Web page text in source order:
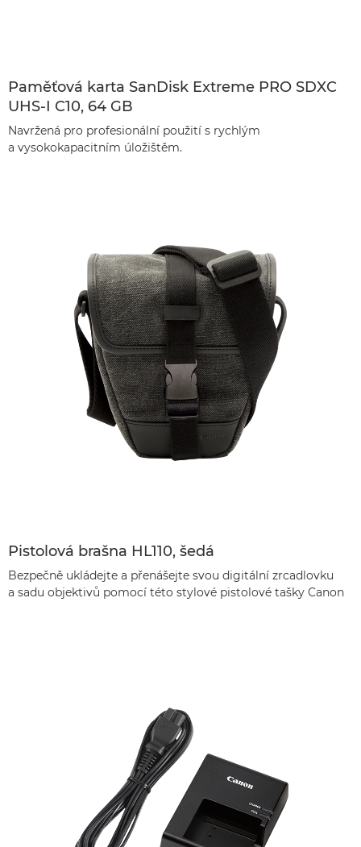
Paměťová karta SanDisk Extreme PRO SDXC
UHS-I C10, 64 GB
Navržená pro profesionální použití s rychlým
a vysokokapacitním úložištěm.
Pistolová brašna HL110, šedá
Bezpečně ukládejte a přenášejte svou digitální zrcadlovku
a sadu objektivů pomocí této stylové pistolové tašky Canon